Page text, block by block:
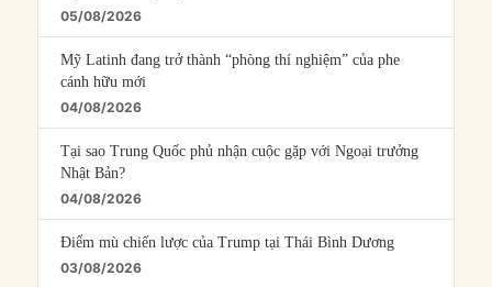
05/08/2026
Mỹ Latinh đang trở thành “phòng thí nghiệm” của phe
cánh hữu mới
04/08/2026
Tại sao Trung Quốc phủ nhận cuộc gặp với Ngoại trưởng
Nhật Bản?
04/08/2026
Điểm mù chiến lược của Trump tại Thái Bình Dương
03/08/2026